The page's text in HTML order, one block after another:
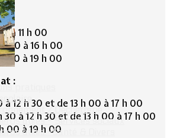
pratiques
/ Déchetterie
utiles - Services sociaux
utiles -Santé & Divers
à 11 h 00
00 à 16 h 00
00 à 19 h 00
:
12 h 30 et de 13 h 00 à 17 h 00
à 12 h 30 et de 13 h 00 à 17 h 00
00 à 19 h 00